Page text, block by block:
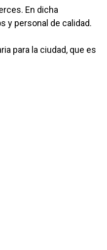
En dicha
y personal de calidad.
para la ciudad, que es